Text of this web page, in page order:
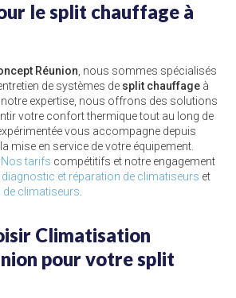
le split chauffage à
Réunion , nous sommes spécialisés
de systèmes de split chauffage à
notre expertise, nous offrons des solutions
votre confort thermique tout au long de
vous accompagne depuis
mise en service de votre équipement.
Nos tarifs compétitifs et notre engagement
diagnostic et réparation de climatiseurs et
climatiseurs
Climatisation
pour votre split